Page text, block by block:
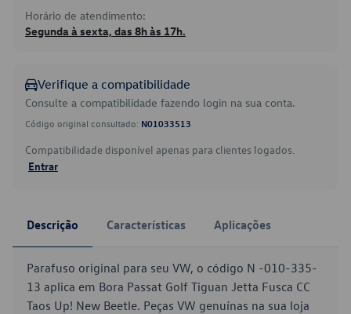
Horário de atendimento:
Segunda à sexta, das 8h às 17h.
Verifique a compatibilidade
Consulte a compatibilidade fazendo login na sua conta.
Código original consultado: N01033513
Compatibilidade disponível apenas para clientes logados.
Entrar
Descrição Características Aplicações
Parafuso original para seu VW, o código N -010-335-
13 aplica em Bora Passat Golf Tiguan Jetta Fusca CC
Taos Up! New Beetle. Peças VW genuínas na sua loja